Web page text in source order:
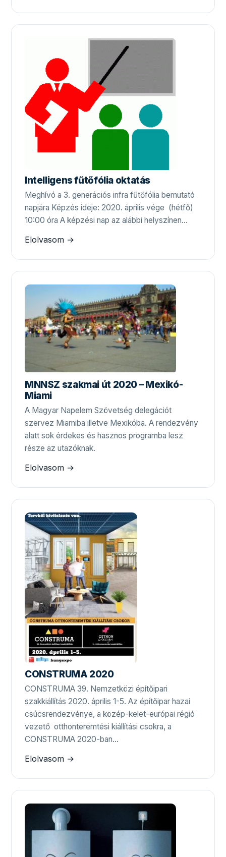
Intelligens fűtőfólia oktatás
Meghívó a 3. generációs infra fűtőfólia bemutató
napjára Képzés ideje: 2020. április vége (hétfő)
10:00 óra A képzési nap az alábbi helyszínen…
Elolvasom →
MNNSZ szakmai út 2020 – Mexikó-
Miami
A Magyar Napelem Szövetség delegációt
szervez Miamiba illetve Mexikóba. A rendezvény
alatt sok érdekes és hasznos programba lesz
része az utazóknak.
Elolvasom →
CONSTRUMA 2020
CONSTRUMA 39. Nemzetközi építőipari
szakkiállítás 2020. április 1-5. Az építőipar hazai
csúcsrendezvénye, a közép-kelet-európai régió
vezető otthonteremtési kiállítási csokra, a
CONSTRUMA 2020-ban…
Elolvasom →